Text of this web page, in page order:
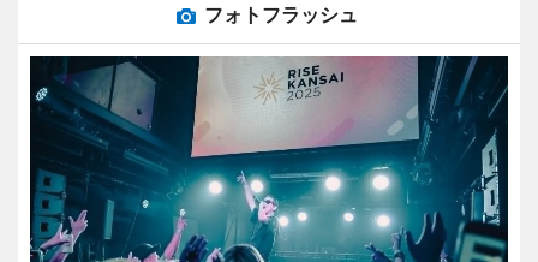
フォトフラッシュ